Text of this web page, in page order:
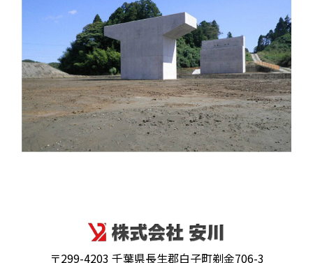
〒299-4203 千葉県長生郡白子町剃金706-3